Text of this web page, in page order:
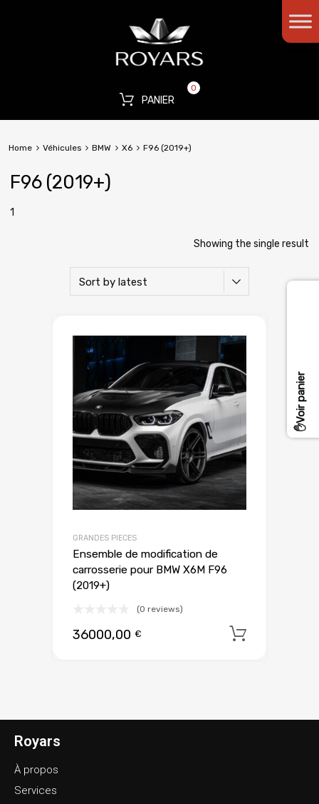
PANIER
0
Home Véhicules BMW X6 F96 (2019+)
F96 (2019+)
1
Showing the single result
GRANDES PIECES
Ensemble de modification de
carrosserie pour BMW X6M F96
(2019+)
(0 reviews)
36000,00 €
Royars
À propos
Services